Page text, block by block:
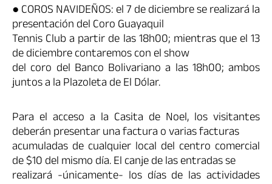
● COROS NAVIDEÑOS: el 7 de diciembre se realizará la
presentación del Coro Guayaquil
Tennis Club a partir de las 18h00; mientras que el 13
de diciembre contaremos con el show
del coro del Banco Bolivariano a las 18h00; ambos
juntos a la Plazoleta de El Dólar.
Para el acceso a la Casita de Noel, los visitantes
deberán presentar una factura o varias facturas
acumuladas de cualquier local del centro comercial
de $10 del mismo día. El canje de las entradas se
realizará -únicamente- los días de las actividades